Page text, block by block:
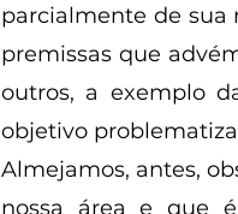
parcialmente de sua
premissas que
outros, a exemplo
objetivo
Almejamos, antes,
nossa área e que